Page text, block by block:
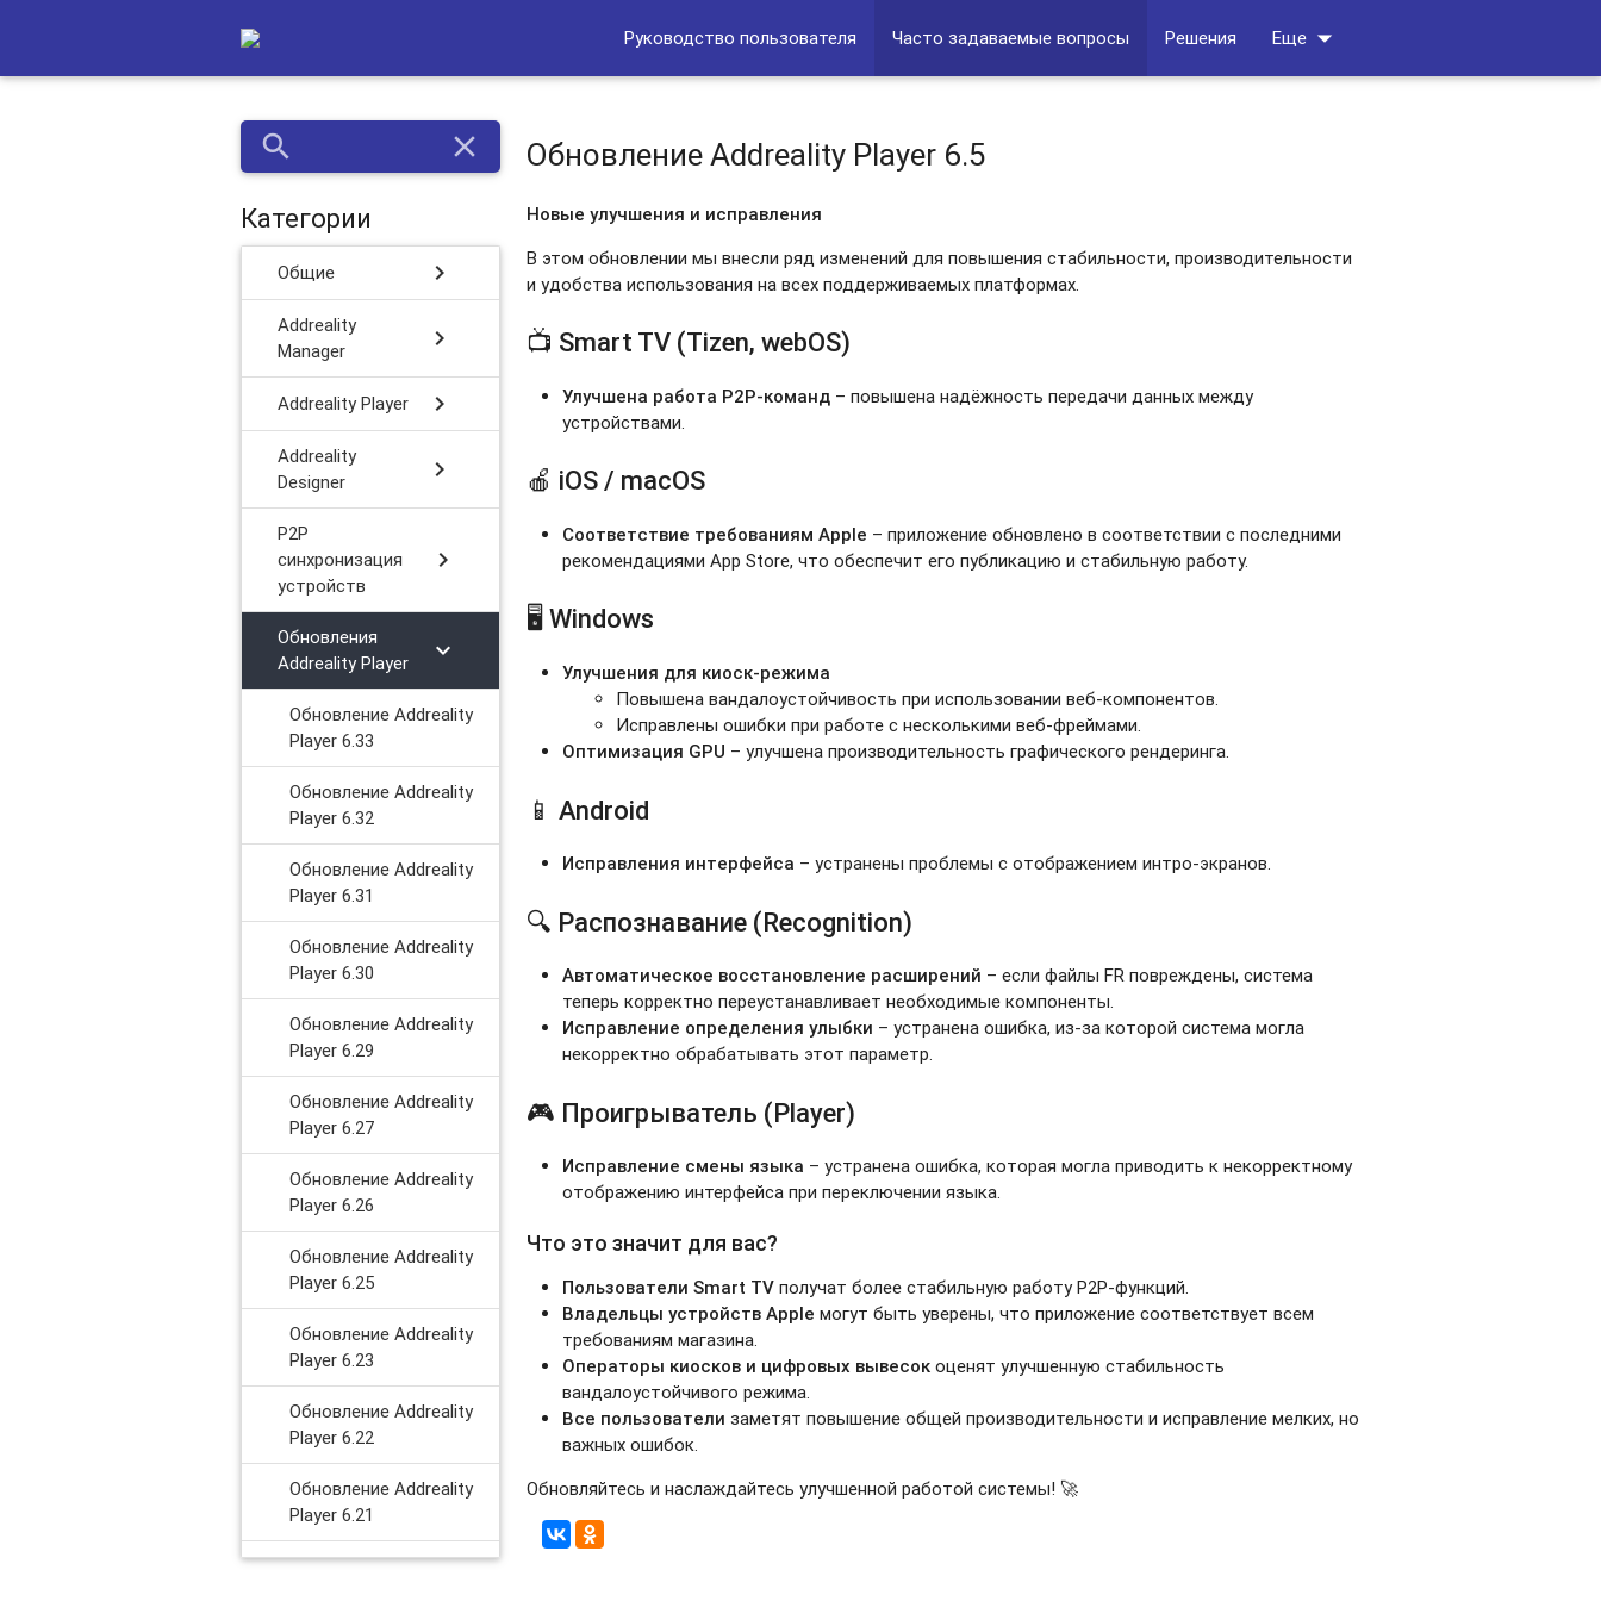
Руководство пользователя Часто задаваемые вопросы Решения Еще arrow_drop_down
search close
Категории
Общие chevron_right
Addreality
Manager
chevron_right
Addreality Player chevron_right
Addreality
Designer
chevron_right
P2P
синхронизация
устройств
chevron_right
Обновления
Addreality Player
chevron_right
Обновление Addreality
Player 6.33
Обновление Addreality
Player 6.32
Обновление Addreality
Player 6.31
Обновление Addreality
Player 6.30
Обновление Addreality
Player 6.29
Обновление Addreality
Player 6.27
Обновление Addreality
Player 6.26
Обновление Addreality
Player 6.25
Обновление Addreality
Player 6.23
Обновление Addreality
Player 6.22
Обновление Addreality
Player 6.21
Обновление Addreality
Обновление Addreality Player 6.5
Новые улучшения и исправления
В этом обновлении мы внесли ряд изменений для повышения стабильности, производительности
и удобства использования на всех поддерживаемых платформах.
📺 Smart TV (Tizen, webOS)
Улучшена работа P2P-команд – повышена надёжность передачи данных между
устройствами.
🍎 iOS / macOS
Соответствие требованиям Apple – приложение обновлено в соответствии с последними
рекомендациями App Store, что обеспечит его публикацию и стабильную работу.
🖥️ Windows
Улучшения для киоск-режима
Повышена вандалоустойчивость при использовании веб-компонентов.
Исправлены ошибки при работе с несколькими веб-фреймами.
Оптимизация GPU – улучшена производительность графического рендеринга.
📱 Android
Исправления интерфейса – устранены проблемы с отображением интро-экранов.
🔍 Распознавание (Recognition)
Автоматическое восстановление расширений – если файлы FR повреждены, система
теперь корректно переустанавливает необходимые компоненты.
Исправление определения улыбки – устранена ошибка, из-за которой система могла
некорректно обрабатывать этот параметр.
🎮 Проигрыватель (Player)
Исправление смены языка – устранена ошибка, которая могла приводить к некорректному
отображению интерфейса при переключении языка.
Что это значит для вас?
Пользователи Smart TV получат более стабильную работу P2P-функций.
Владельцы устройств Apple могут быть уверены, что приложение соответствует всем
требованиям магазина.
Операторы киосков и цифровых вывесок оценят улучшенную стабильность
вандалоустойчивого режима.
Все пользователи заметят повышение общей производительности и исправление мелких, но
важных ошибок.
Обновляйтесь и наслаждайтесь улучшенной работой системы! 🚀